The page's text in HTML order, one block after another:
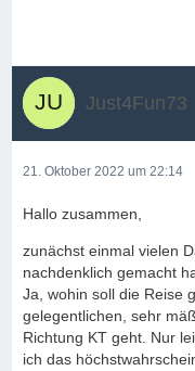
Just4Fun73
21. Oktober 2022 um 22:14
Hallo zusammen,
zunächst einmal vielen
nachdenklich gemacht
Ja, wohin soll die Reise
gelegentlichen, sehr
Richtung KT geht. Nur
ich das